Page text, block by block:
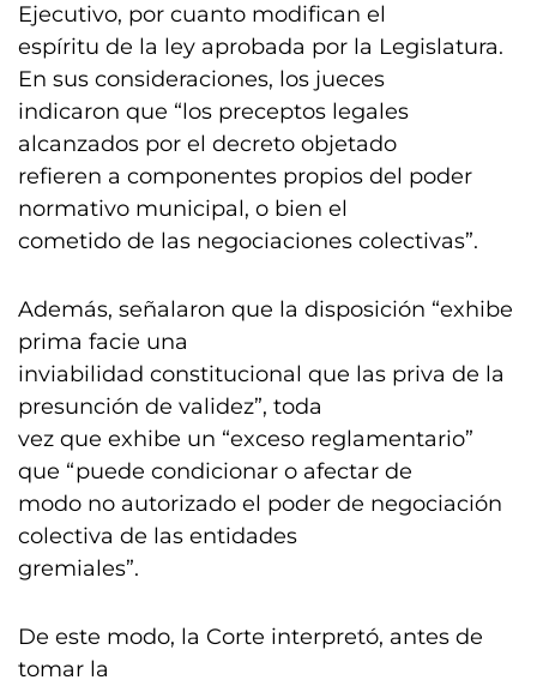
Ejecutivo, por cuanto modifican el
espíritu de la ley aprobada por la Legislatura.
En sus consideraciones, los jueces
indicaron que “los preceptos legales
alcanzados por el decreto objetado
refieren a componentes propios del poder
normativo municipal, o bien el
cometido de las negociaciones colectivas”.
Además, señalaron que la disposición “exhibe
prima facie una
inviabilidad constitucional que las priva de la
presunción de validez”, toda
vez que exhibe un “exceso reglamentario”
que “puede condicionar o afectar de
modo no autorizado el poder de negociación
colectiva de las entidades
gremiales”.
De este modo, la Corte interpretó, antes de
tomar la